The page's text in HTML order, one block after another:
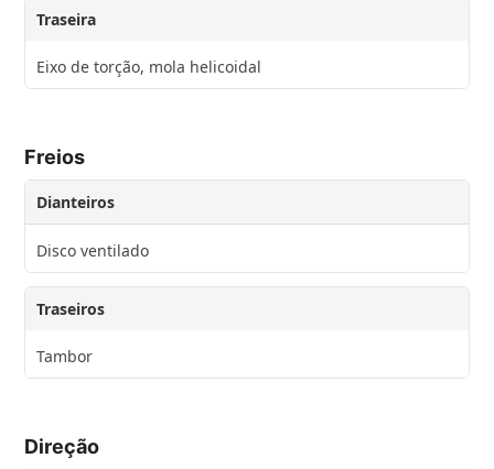
Traseira
Eixo de torção, mola helicoidal
Freios
Dianteiros
Disco ventilado
Traseiros
Tambor
Direção